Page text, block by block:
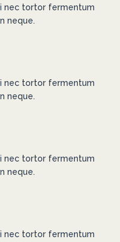
nec tortor fermentum
neque.
nec tortor fermentum
neque.
nec tortor fermentum
neque.
nec tortor fermentum